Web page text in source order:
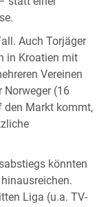
Auch Torjäger
in Kroatien mit
Vereinen
Norweger (16
den Markt kommt,
könnten
Liga (u.a. TV-